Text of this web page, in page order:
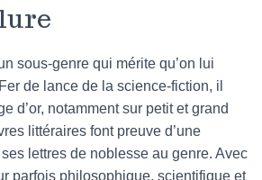
sous-genre qui mérite qu’on lui
de lance de la science-fiction, il
d’or, notamment sur petit et grand
littéraires font preuve d’une
lettres de noblesse au genre. Avec
parfois philosophique, scientifique et